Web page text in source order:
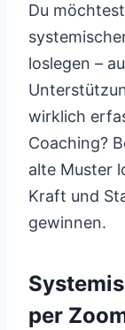
Du
loslegen –
wirklich
Coaching?
alte Muster
Kraft und
gewinnen.
per